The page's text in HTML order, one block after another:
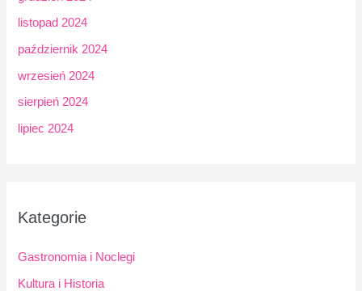
listopad 2024
październik 2024
wrzesień 2024
sierpień 2024
lipiec 2024
Kategorie
Gastronomia i Noclegi
Kultura i Historia